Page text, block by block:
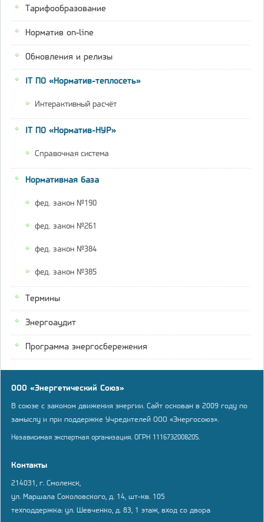
Тарифообразование
Норматив on-line
Обновления и релизы
IT ПО «Норматив-теплосеть»
Интерактивный расчёт
IT ПО «Норматив-НУР»
Справочная система
Нормативная база
фед. закон №190
фед. закон №261
фед. закон №384
фед. закон №385
Термины
Энергоаудит
Программа энергосбережения
ООО «Энергетический Союз»
В союзе с законом движения энергии. Сайт основан в 2009 году по
замыслу и при поддержке Учредителей ООО «Энергосоюз».
Независимая экспертная организация. ОГРН 1116732008205.
Контакты
214031, г. Смоленск,
ул. Маршала Соколовского, д. 14, шт-кв. 105
техподдержка: ул. Шевченко, д. 83, 1 этаж, вход со двора